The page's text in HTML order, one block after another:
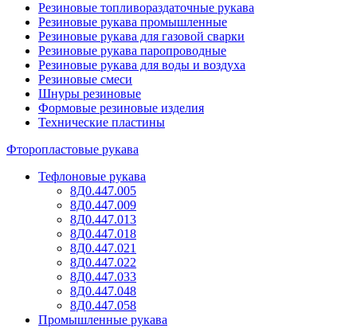
Резиновые топливораздаточные рукава
Резиновые рукава промышленные
Резиновые рукава для газовой сварки
Резиновые рукава паропроводные
Резиновые рукава для воды и воздуха
Резиновые смеси
Шнуры резиновые
Формовые резиновые изделия
Технические пластины
Фторопластовые рукава
Тефлоновые рукава
8Д0.447.005
8Д0.447.009
8Д0.447.013
8Д0.447.018
8Д0.447.021
8Д0.447.022
8Д0.447.033
8Д0.447.048
8Д0.447.058
Промышленные рукава